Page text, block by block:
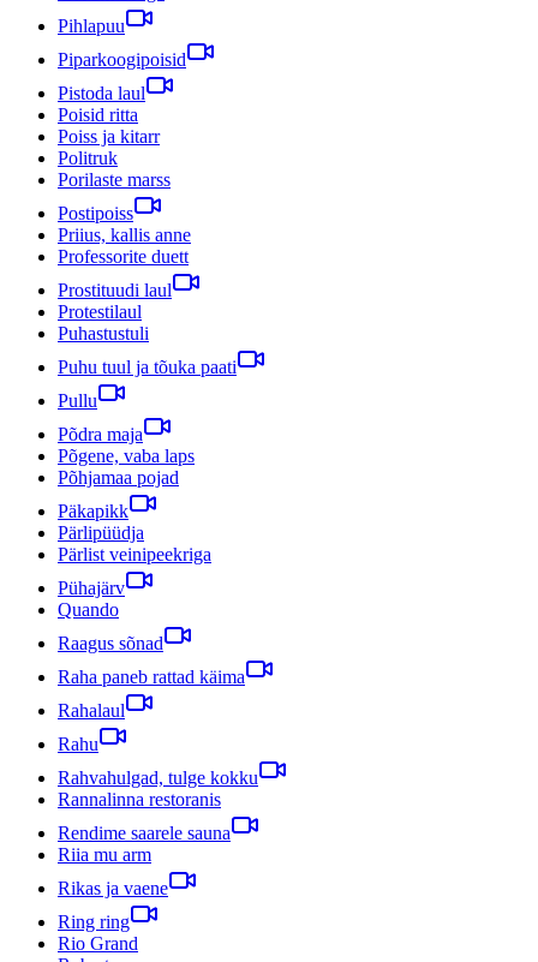
Pihlapuu
Piparkoogipoisid
Pistoda laul
Poisid ritta
Poiss ja kitarr
Politruk
Porilaste marss
Postipoiss
Priius, kallis anne
Professorite duett
Prostituudi laul
Protestilaul
Puhastustuli
Puhu tuul ja tõuka paati
Pullu
Põdra maja
Põgene, vaba laps
Põhjamaa pojad
Päkapikk
Pärlipüüdja
Pärlist veinipeekriga
Pühajärv
Quando
Raagus sõnad
Raha paneb rattad käima
Rahalaul
Rahu
Rahvahulgad, tulge kokku
Rannalinna restoranis
Rendime saarele sauna
Riia mu arm
Rikas ja vaene
Ring ring
Rio Grand